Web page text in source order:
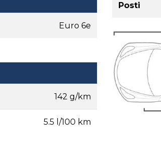
Euro 6e
142 g/km
5.5 l/100 km
Posti